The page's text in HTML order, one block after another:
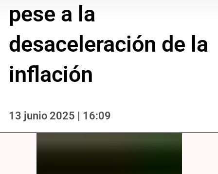
pese a la
desaceleración de la
inflación
13 junio 2025 | 16:09